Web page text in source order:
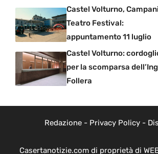
Castel Volturno,
Teatro Festival:
appuntamento 11 luglio
Castel Volturno:
per la scomparsa
Follera
Redazione- Privacy Policy-
Casertanotizie.com di proprietà di